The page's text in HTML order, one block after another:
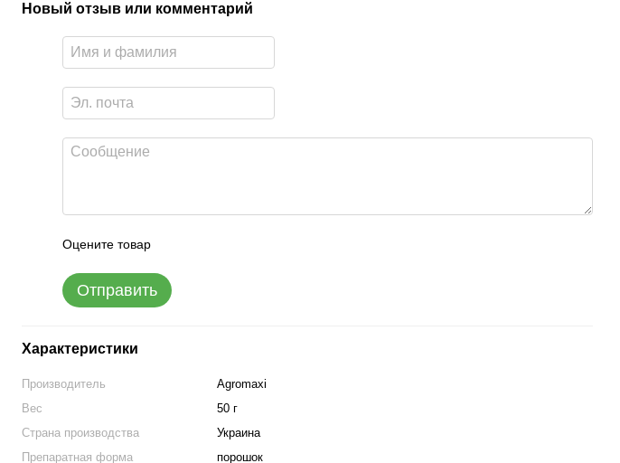
Новый отзыв или комментарий
Оцените товар
Отправить
Характеристики
Производитель
Agromaxi
Вес
50 г
Страна производства
Украина
Препаратная форма
порошок